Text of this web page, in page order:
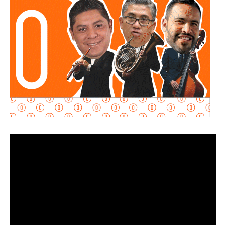
“Van a hacer labores de inteligencia, labores de
vigilancia; escanean temperaturas, cuerpos y
diferentes parámetros”, explicó Gallardo sobre las
funciones de los perros robot.
Respecto a los androides, señaló que primeroestarán
presentes en la Fenapo y posteriormente serán
incorporados a la Guardia Civil Estatal para realizar
tareas de vigilancia.
“Van a andar adelante de los elementos, ahora sí que ellos